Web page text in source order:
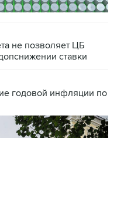
не позволяет ЦБ
ставки
годовой инфляции по